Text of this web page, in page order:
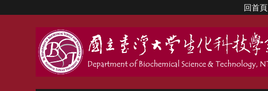
回首頁